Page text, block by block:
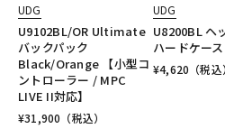
UDG
U9102BL/OR Ultimate
バックパック
Black/Orange 【小型コ
ントローラー / MPC
LIVE II対応】
¥31,900 （税込）
UDG
U8200BL ヘ
ハードケー
¥4,620 （税込）